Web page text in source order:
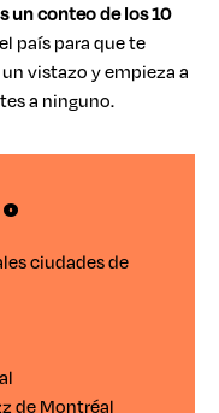
un conteo de los 10
país para que te
un vistazo y empieza a
a ninguno.
ciudades de
de Montréal